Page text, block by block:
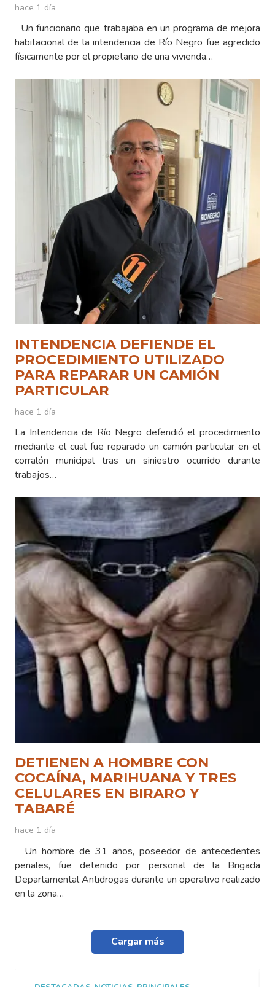
hace 1 día
Un funcionario que trabajaba en un programa de mejora
habitacional de la intendencia de Río Negro fue agredido
físicamente por el propietario de una vivienda…
INTENDENCIA DEFIENDE EL
PROCEDIMIENTO UTILIZADO
PARA REPARAR UN CAMIÓN
PARTICULAR
hace 1 día
La Intendencia de Río Negro defendió el procedimiento
mediante el cual fue reparado un camión particular en el
corralón municipal tras un siniestro ocurrido durante
trabajos…
DETIENEN A HOMBRE CON
COCAÍNA, MARIHUANA Y TRES
CELULARES EN BIRARO Y
TABARÉ
hace 1 día
Un hombre de 31 años, poseedor de antecedentes
penales, fue detenido por personal de la Brigada
Departamental Antidrogas durante un operativo realizado
en la zona…
Cargar más